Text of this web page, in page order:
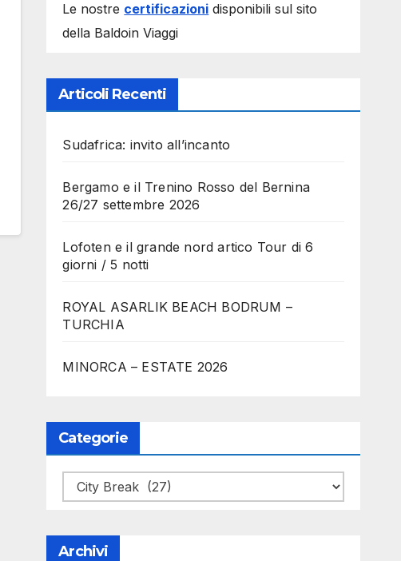
Le nostre certificazioni disponibili sul sito
della Baldoin Viaggi
Articoli Recenti
Sudafrica: invito all’incanto
Bergamo e il Trenino Rosso del Bernina
26/27 settembre 2026
Lofoten e il grande nord artico Tour di 6
giorni / 5 notti
ROYAL ASARLIK BEACH BODRUM –
TURCHIA
MINORCA – ESTATE 2026
Categorie
Categorie
Archivi